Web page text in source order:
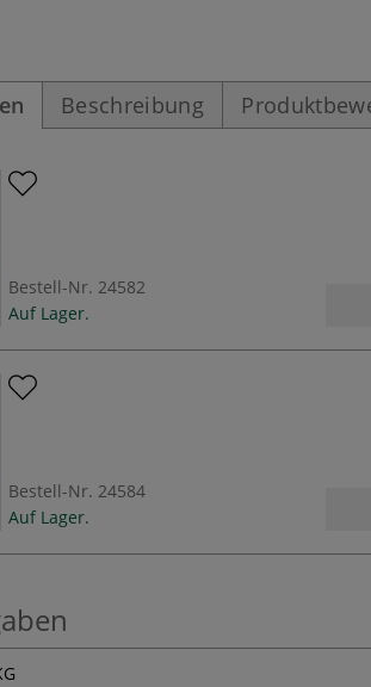
Beschreibung
Bestell-Nr. 24582
Auf Lager.
Bestell-Nr. 24584
Auf Lager.